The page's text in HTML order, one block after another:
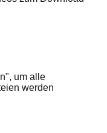
um alle
werden